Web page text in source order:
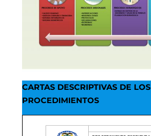
CARTAS DESCRIPTIVAS DE LOS
PROCEDIMIENTOS